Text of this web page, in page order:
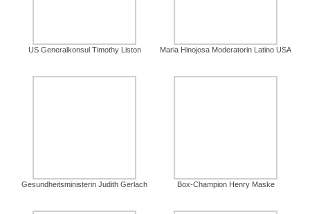
US Generalkonsul Timothy Liston Maria Hinojosa Moderatorin Latino USA
Gesundheitsministerin Judith Gerlach Box-Champion Henry Maske